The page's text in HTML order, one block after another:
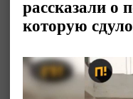
рассказали о
которую